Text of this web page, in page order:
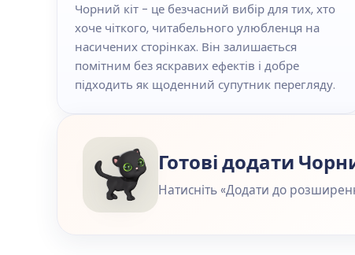
Чорний кіт - це безчасний вибір для тих, хто
хоче чіткого, читабельного улюбленця на
насичених сторінках. Він залишається
помітним без яскравих ефектів і добре
підходить як щоденний супутник перегляду.
Готові додати
Натисніть «Додати до